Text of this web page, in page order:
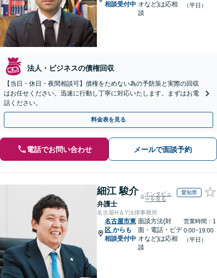
相談受付中 オなど)は応相
談
（平日）
法人・ビジネスの債権回収
【当日・休日・夜間相談可】債権をためない為の予防策と実際の回収
はお任せください。迅速に行動し丁寧に対応いたします。まずはお電
話ください。
料金表を見る
電話でお問い合わせ メールで面談予約
細江 駿介
弁護士
インタビュ
ーを見る
愛知県
名古屋H＆Y法律事務所
名古屋市東
区 からも
相談受付中
面談方法(対
面・電話・ビデ
オなど)は応相
談
営業時間：1
0:00~19:00
（平日）